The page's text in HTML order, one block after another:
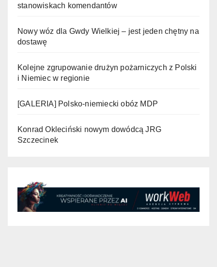
stanowiskach komendantów
Nowy wóz dla Gwdy Wielkiej – jest jeden chętny na
dostawę
Kolejne zgrupowanie drużyn pożarniczych z Polski
i Niemiec w regionie
[GALERIA] Polsko-niemiecki obóz MDP
Konrad Okleciński nowym dowódcą JRG
Szczecinek